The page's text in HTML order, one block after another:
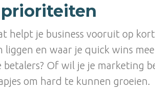
prioriteiten
helpt je business vooruit op
en waar je quick wins
betalers? Of wil je je marketing
om hard te kunnen groeien.